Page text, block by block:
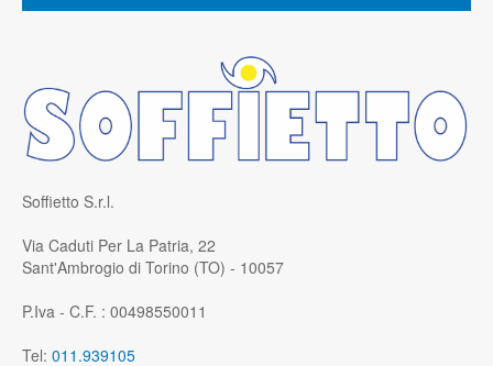
Soffietto S.r.l.
Via Caduti Per La Patria, 22
Sant'Ambrogio di Torino (TO) - 10057
P.Iva - C.F. : 00498550011
Tel: 011.939105